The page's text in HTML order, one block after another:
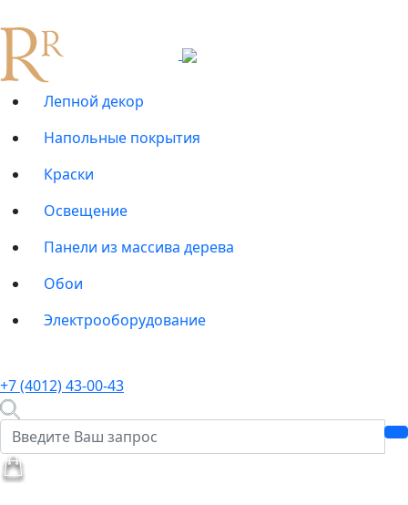
Лепной декор
Напольные покрытия
Краски
Освещение
Панели из массива дерева
Обои
Электрооборудование
+7 (4012) 43-00-43